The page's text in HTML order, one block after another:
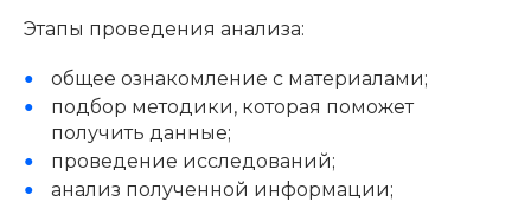
Этапы проведения анализа:
общее ознакомление с материалами;
подбор методики, которая поможет
получить данные;
проведение исследований;
анализ полученной информации;